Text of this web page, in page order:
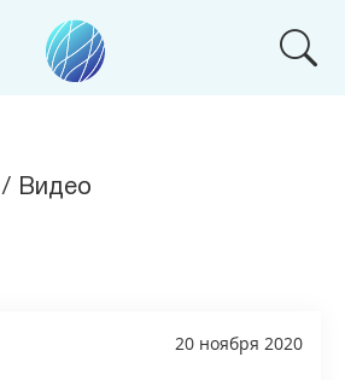
/ Видео
20 ноября 2020